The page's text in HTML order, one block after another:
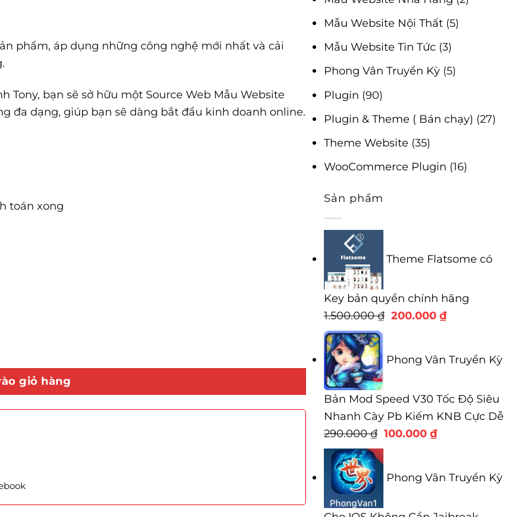
phẩm, áp dụng những công nghệ mới nhất và cải
Tony, bạn sẽ sở hữu một Source Web Mẫu Website
đa dạng, giúp bạn sẽ dàng bắt đầu kinh doanh online.
toán xong
giỏ hàng
Mẫu Website Nội Thất (5)
Mẫu Website Tin Tức (3)
Phong Vân Truyền Kỳ (5)
Plugin (90)
Plugin & Theme ( Bán chạy) (27)
Theme Website (35)
WooCommerce Plugin (16)
Sản phẩm
Theme Flatsome có
Key bản quyền chính hãng
1.500.000₫ Giá
1.500.000 ₫.
200.000 ₫Giá
là:
Phong Vân Truyền Kỳ
Bản Mod Speed V30 Tốc Độ Siêu
Nhanh Cày Pb Kiếm KNB Cực Dễ
290.000₫ Giá
gốc
là:
290.000 ₫.
100.000 ₫Giá
là:
Phong Vân Truyền Kỳ